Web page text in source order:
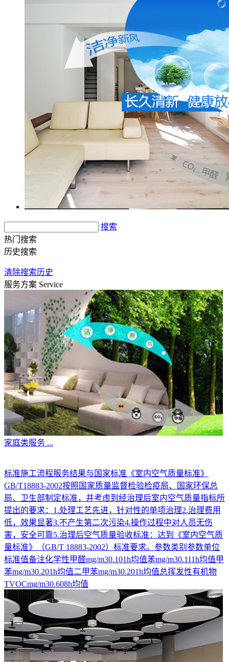
搜索
热门搜索
历史搜索
清除搜索历史
服务方案 Service
家庭类服务 ...
标准施工流程服务结果与国家标准《室内空气质量标准》
GB/T18883-2002按照国家质量监督检验检疫局、国家环保总
局、卫生部制定标准，并考虑到经治理后室内空气质量指标所
提出的要求：1.处理工艺先进，针对性的单项治理2.治理费用
低，效果显著3.不产生第二次污染4.操作过程中对人员无伤
害，安全可靠5.治理后空气质量验收标准：达到《室内空气质
量标准》（GB/T 18883-2002）标准要求。参数类别参数单位
标准值备注化学性甲醛mg/m30.101h均值苯mg/m30.111h均值甲
苯mg/m30.201h均值二甲苯mg/m30.201h均值总挥发性有机物
TVOCmg/m30.608h均值